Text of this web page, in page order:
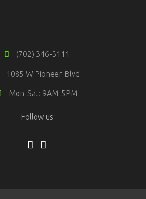
(702) 346-3111
1085 W Pioneer Blvd
Mon-Sat: 9AM-5PM
Follow us